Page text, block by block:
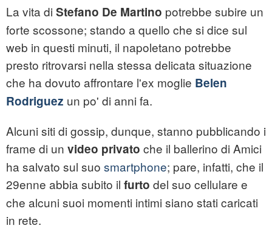
La vita di Stefano De Martino potrebbe subire un
forte scossone; stando a quello che si dice sul
web in questi minuti, il napoletano potrebbe
presto ritrovarsi nella stessa delicata situazione
che ha dovuto affrontare l'ex moglie Belen
Rodriguez un po' di anni fa.
Alcuni siti di gossip, dunque, stanno pubblicando i
frame di un video privato che il ballerino di Amici
ha salvato sul suo smartphone; pare, infatti, che il
29enne abbia subito il furto del suo cellulare e
che alcuni suoi momenti intimi siano stati caricati
in rete.